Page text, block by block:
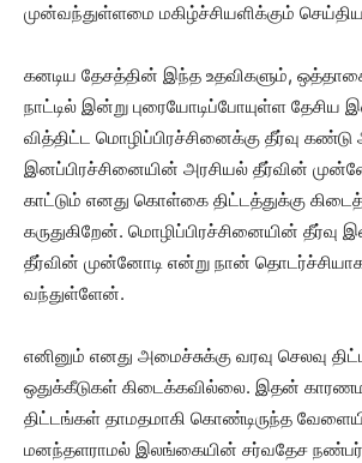
முன்வந்துள்ளமை மகிழ்ச்சியளிக்கும்
கனடிய தேசத்தின் இந்த உதவிகளும்,
நாட்டில் இன்று புரையோடிப்போயுள்ள தேசிய
வித்திட்ட மொழிப்பிரச்சினைக்கு தீர்வு
இனப்பிரச்சினையின் அரசியல் தீர்வின்
காட்டும் எனது கொள்கை திட்டத்துக்கு
கருதுகிறேன். மொழிப்பிரச்சினையின் தீர்வு
தீர்வின் முன்னோடி என்று நான்
வந்துள்ளேன்.
எனினும் எனது அமைச்சுக்கு வரவு செலவு
ஒதுக்கீடுகள் கிடைக்கவில்லை. இதன்
திட்டங்கள் தாமதமாகி கொண்டிருந்த
மனந்தளராமல் இலங்கையின் சர்வதேச